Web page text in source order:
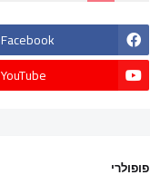
Facebook
YouTube
פופולרי